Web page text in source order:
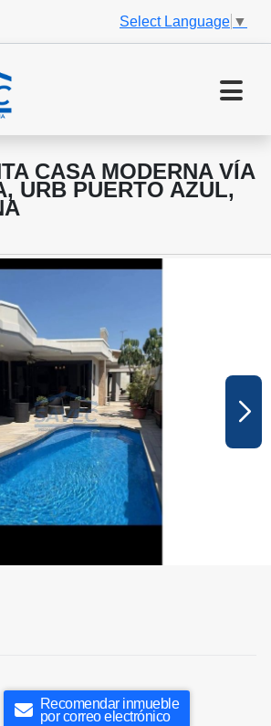
Select Language ▼
CASA MODERNA VÍA
URB PUERTO AZUL,
Recomendar inmueble
por correo electrónico